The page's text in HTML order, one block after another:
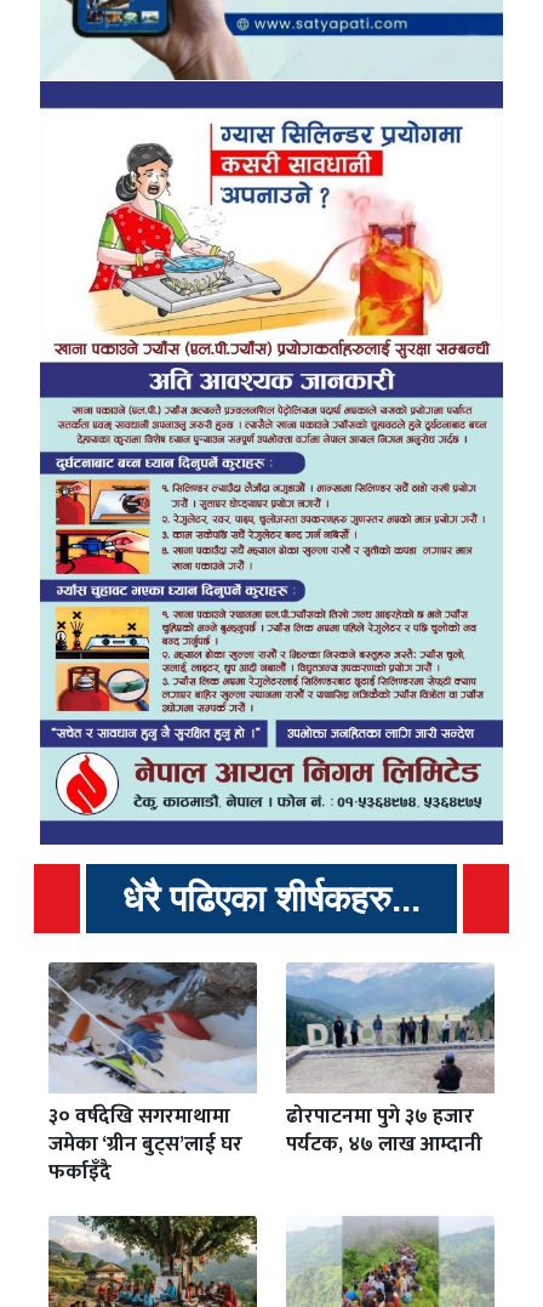
धेरै पढिएका शीर्षकहरु...
३० वर्षदेखि सगरमाथामा
जमेका ‘ग्रीन बुट्स’लाई घर
फर्काइँदै
ढोरपाटनमा पुगे ३७ हजार
पर्यटक, ४७ लाख आम्दानी